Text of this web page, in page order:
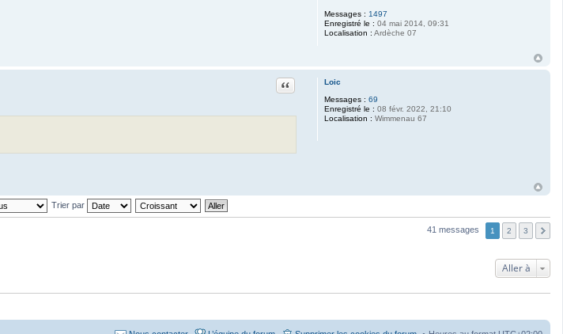
Messages : 1497
Enregistré le : 04 mai 2014, 09:31
Localisation : Ardèche 07
Loic
Messages : 69
Enregistré le : 08 févr. 2022, 21:10
Localisation : Wimmenau 67
Citation
Trier par
41 messages 1 2 3
Aller à